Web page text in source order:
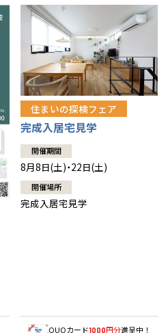
住まいの探検フェア
完成入居宅見学
開催期間
8月8日(土)・22日(土)
開催場所
完成入居宅見学
QUOカード1000円分進呈中！